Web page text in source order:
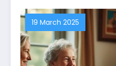
19 March 2025